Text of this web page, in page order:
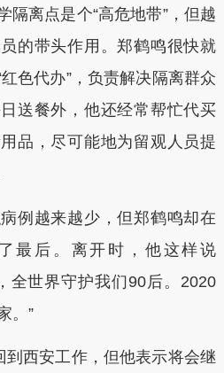
离点是个“高危地带”，但越
的带头作用。郑鹤鸣很快就
色代办”，负责解决隔离群众
送餐外，他还经常帮忙代买
品，尽可能地为留观人员提
越来越少，但郑鹤鸣却在
最后。离开时，他这样说
全世界守护我们90后。2020
。”
西安工作，但他表示将会继